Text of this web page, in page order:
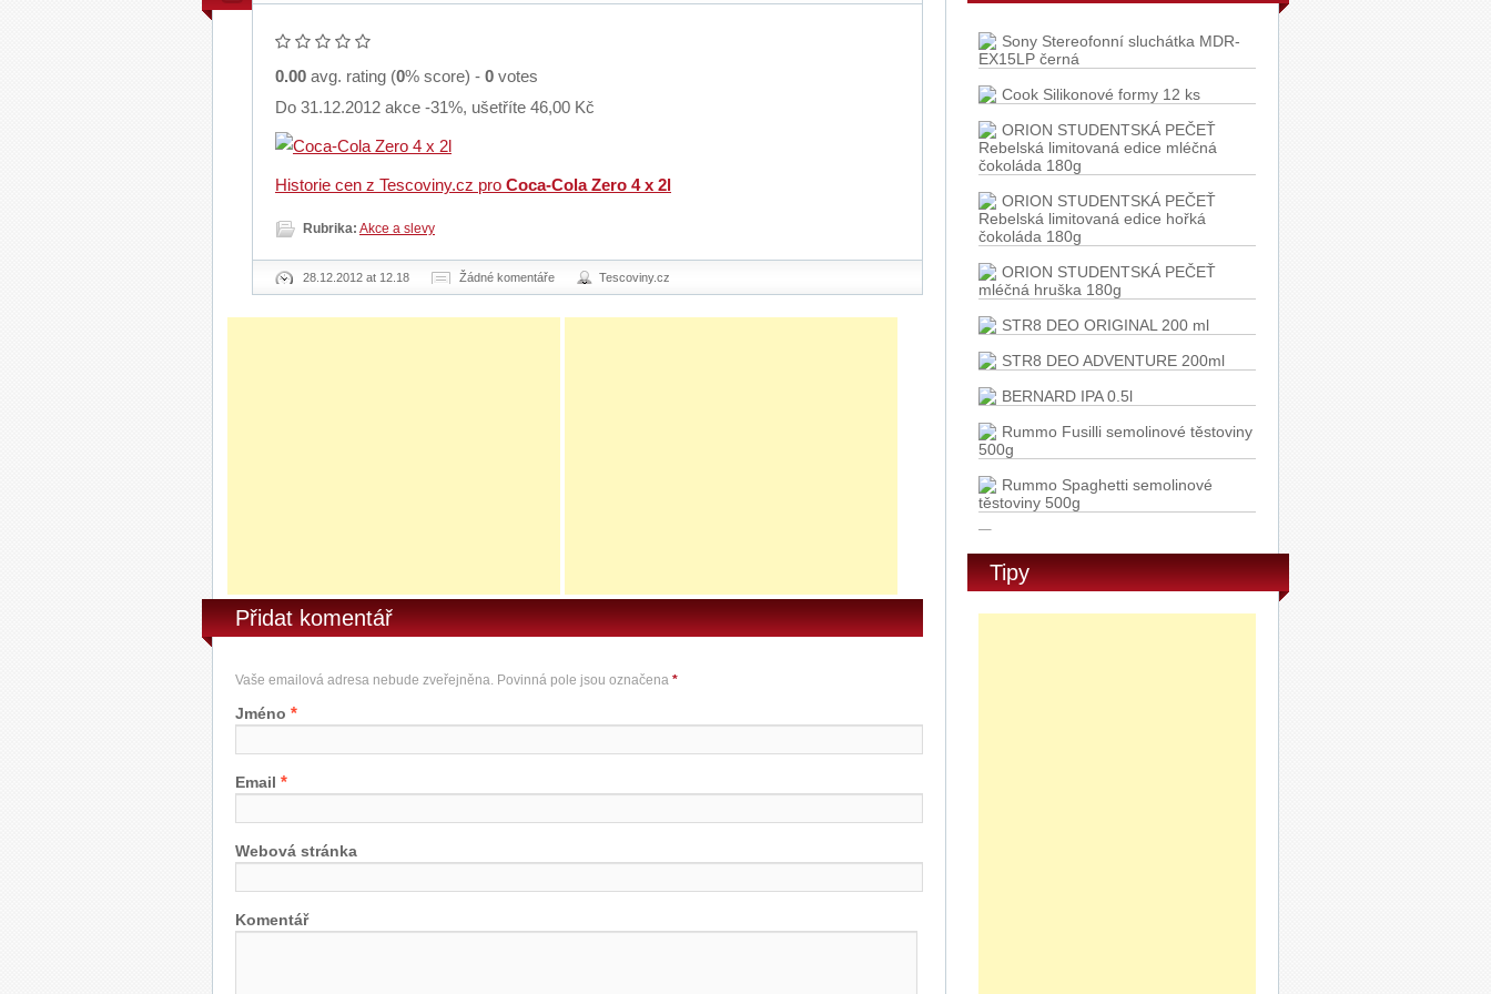
0.00 avg. rating (0% score) - 0 votes
Do 31.12.2012 akce -31%, ušetříte 46,00 Kč
Historie cen z Tescoviny.cz pro Coca-Cola Zero 4 x 2l
Rubrika: Akce a slevy
28.12.2012 at 12.18 Žádné komentáře Tescoviny.cz
Přidat komentář
Vaše emailová adresa nebude zveřejněna. Povinná pole jsou označena *
Jméno *
Email *
Webová stránka
Komentář
EX15LP černá
Cook Silikonové formy 12 ks
ORION STUDENTSKÁ PEČEŤ
Rebelská limitovaná edice mléčná
čokoláda 180g
ORION STUDENTSKÁ PEČEŤ
Rebelská limitovaná edice hořká
čokoláda 180g
ORION STUDENTSKÁ PEČEŤ
mléčná hruška 180g
STR8 DEO ORIGINAL 200 ml
STR8 DEO ADVENTURE 200ml
BERNARD IPA 0.5l
Rummo Fusilli semolinové těstoviny
500g
Rummo Spaghetti semolinové
těstoviny 500g
Rummo Penne Rigate semolinové
těstoviny 500g
Ponti Balzamikové glazé 250g
Tipy